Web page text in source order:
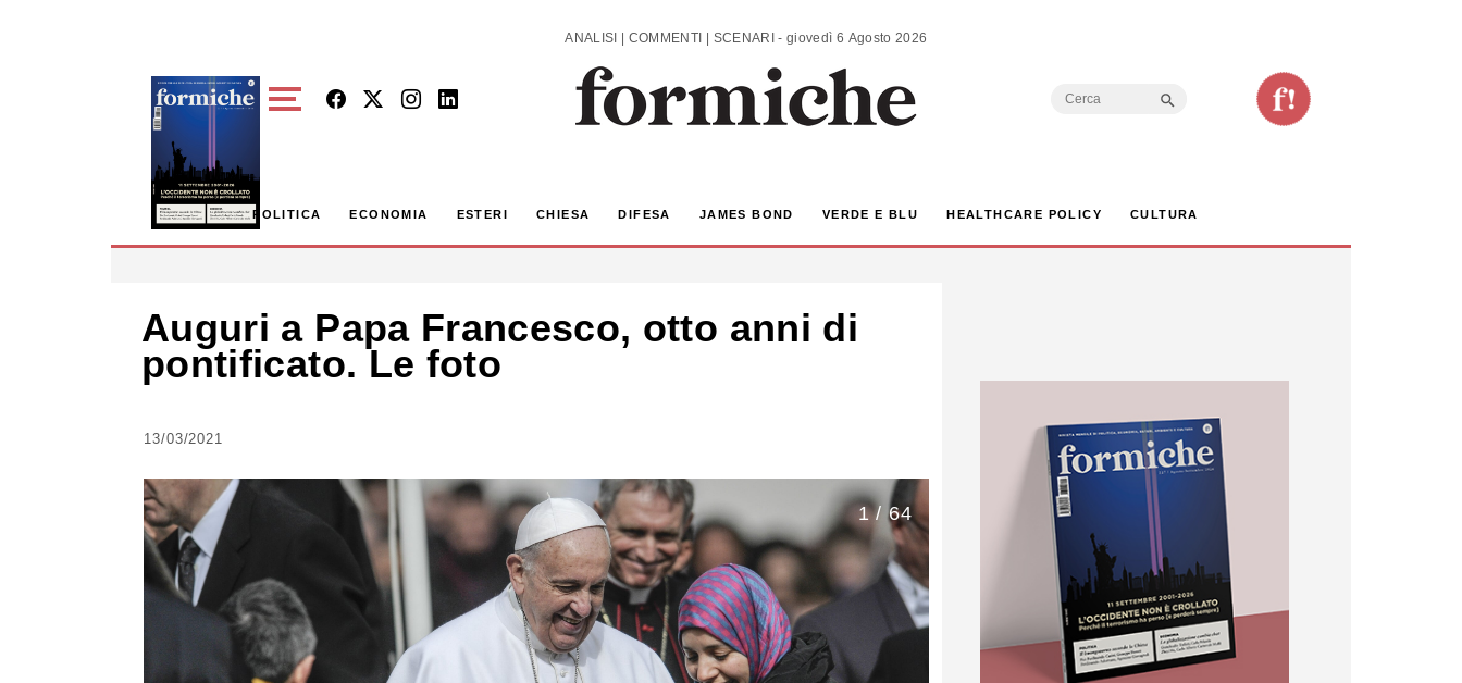
ANALISI | COMMENTI | SCENARI - giovedì 6 Agosto 2026
Search
POLITICA ECONOMIA ESTERI CHIESA DIFESA JAMES BOND VERDE E BLU HEALTHCARE POLICY CULTURA
Auguri a Papa Francesco, otto anni di
pontificato. Le foto
13/03/2021
1 / 64